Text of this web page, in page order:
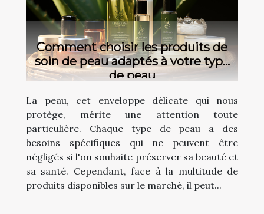
Comment choisir les produits de
soin de peau adaptés à votre type
de peau
La peau, cet enveloppe délicate qui nous
protège, mérite une attention toute
particulière. Chaque type de peau a des
besoins spécifiques qui ne peuvent être
négligés si l'on souhaite préserver sa beauté et
sa santé. Cependant, face à la multitude de
produits disponibles sur le marché, il peut...